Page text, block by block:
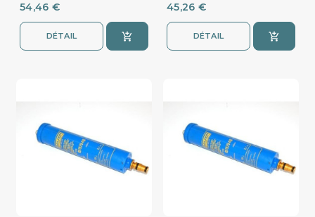
54,46 €
DÉTAIL
45,26 €
DÉTAIL